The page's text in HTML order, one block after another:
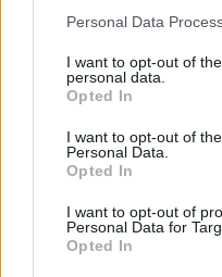
Personal Data
I want to opt-out of
personal data.
Opted In
I want to opt-out of
Personal Data.
Opted In
I want to opt-out of
Personal Data for
Opted In
Calciatori:Hugo
Note:giornata
ottime condizioni.
Punti
Emilia 4 ; Fiamme